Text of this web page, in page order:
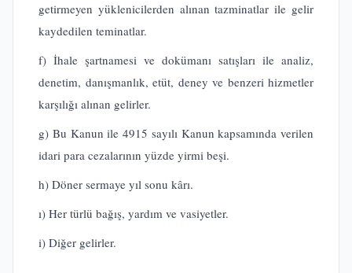
getirmeyen yüklenicilerden alınan tazminatlar ile gelir
kaydedilen teminatlar.
f) İhale şartnamesi ve dokümanı satışları ile analiz,
denetim, danışmanlık, etüt, deney ve benzeri hizmetler
karşılığı alınan gelirler.
g) Bu Kanun ile 4915 sayılı Kanun kapsamında verilen
idari para cezalarının yüzde yirmi beşi.
h) Döner sermaye yıl sonu kârı.
ı) Her türlü bağış, yardım ve vasiyetler.
i) Diğer gelirler.